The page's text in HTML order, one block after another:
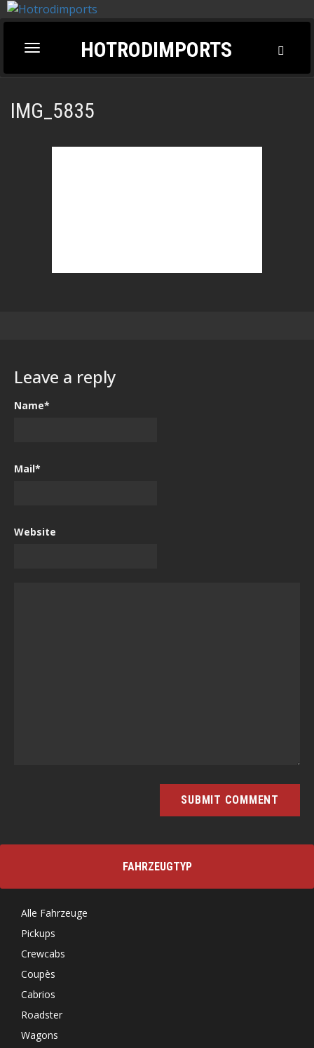
Toggle
navigation
HOTRODIMPORTS
IMG_5835
Leave a reply
Name*
Mail*
Website
FAHRZEUGTYP
Alle Fahrzeuge
Pickups
Crewcabs
Coupès
Cabrios
Roadster
Wagons